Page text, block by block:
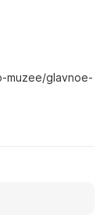
muzee/glavnoe-